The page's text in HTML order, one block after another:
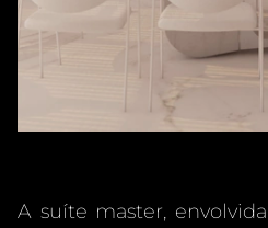
A suíte master,